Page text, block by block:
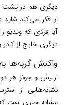
دیگری هم در پشت
او فکر می‌کند
آیا فردی که ویدیو
دیگری خارج از
واکنش گربه‌ها
ارلیش و جونز هر
نشانه‌هایی از
مشابه چیزی است که